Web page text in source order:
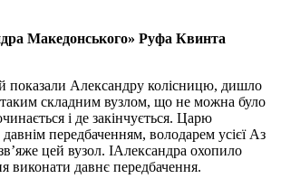
Македонського» Руфа Квинта
показали Александру колісницю, дишло
таким складним вузлом, що не можна було
і де закінчується. Царю
передбаченням, володарем усієї Аз
цей вузол. ІАлександра охопило
виконати давнє передбачення.